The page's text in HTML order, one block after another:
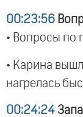
00:23:56
• Вопросы по
• Карина
нагрелась
00:24:24